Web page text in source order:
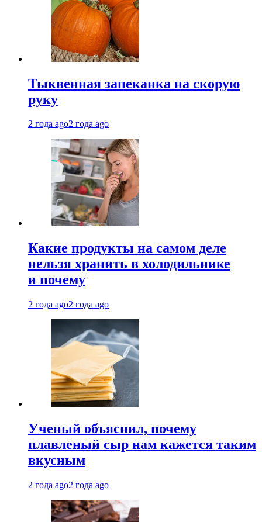
Тыквенная запеканка на скорую
руку
2 года ago2 года ago
Какие продукты на самом деле
нельзя хранить в холодильнике
и почему
2 года ago2 года ago
Ученый объяснил, почему
плавленый сыр нам кажется таким
вкусным
2 года ago2 года ago